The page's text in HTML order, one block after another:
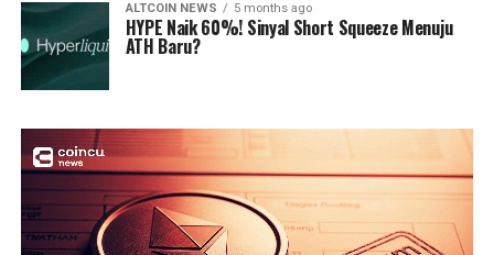
ALTCOIN NEWS 5 months ago
HYPE Naik 60%! Sinyal Short Squeeze Menuju
ATH Baru?